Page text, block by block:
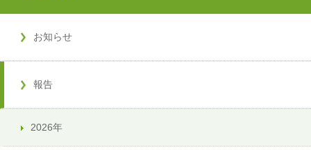
お知らせ
報告
2026年